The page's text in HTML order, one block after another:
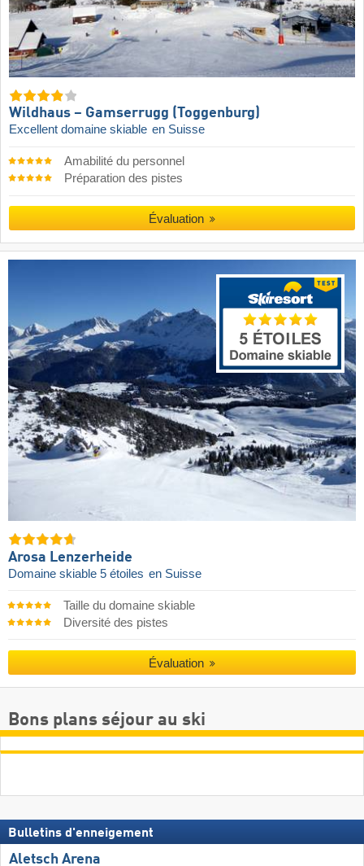
Wildhaus – Gamserrugg (Toggenburg)
Excellent domaine skiable en Suisse
Amabilité du personnel
Préparation des pistes
Évaluation
Arosa Lenzerheide
Domaine skiable 5 étoiles en Suisse
Taille du domaine skiable
Diversité des pistes
Évaluation
Bons plans séjour au ski
Bulletins d'enneigement
Aletsch Arena